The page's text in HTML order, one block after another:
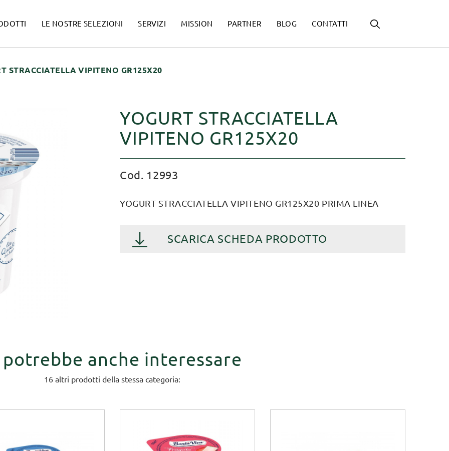
LE NOSTRE SELEZIONI SERVIZI MISSION PARTNER BLOG CONTATTI
STRACCIATELLA VIPITENO GR125X20
YOGURT STRACCIATELLA
VIPITENO GR125X20
Cod. 12993
YOGURT STRACCIATELLA VIPITENO GR125X20 PRIMA LINEA
SCARICA SCHEDA PRODOTTO
potrebbe anche interessare
16 altri prodotti della stessa categoria: